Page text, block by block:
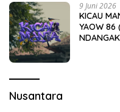
9 Juni 2026
KICAU
YAOW 86
NDANGAK
Nusantara